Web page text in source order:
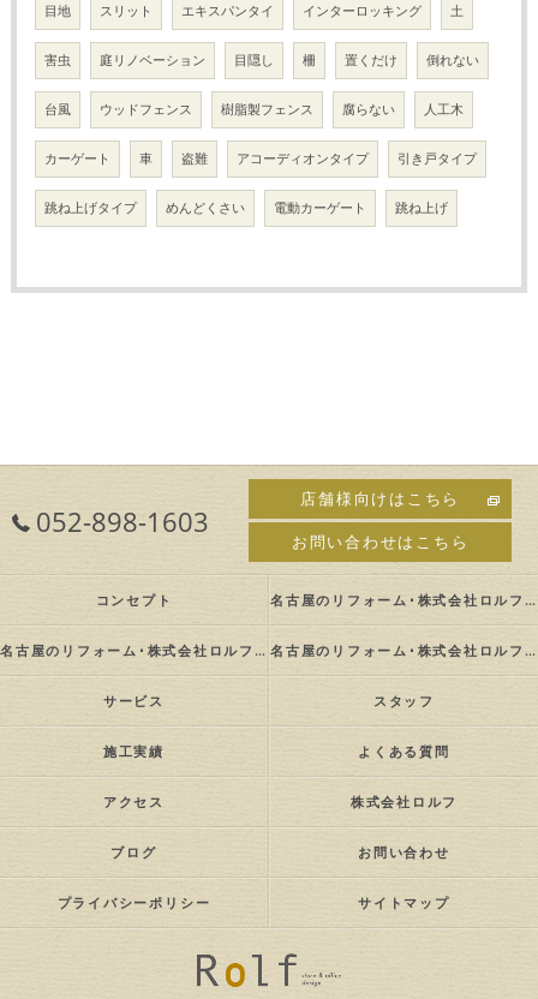
目地 スリット エキスパンタイ インターロッキング 土
害虫 庭リノベーション 目隠し 柵 置くだけ 倒れない
台風 ウッドフェンス 樹脂製フェンス 腐らない 人工木
カーゲート 車 盗難 アコーディオンタイプ 引き戸タイプ
跳ね上げタイプ めんどくさい 電動カーゲート 跳ね上げ
052-898-1603
店舗様向けはこちら
お問い合わせはこちら
コンセプト 名古屋のリフォーム･株式会社ロルフの口コミ情報
名古屋のリフォーム･株式会社ロルフの評判 名古屋のリフォーム･株式会社ロルフのお客様の声
サービス スタッフ
施工実績 よくある質問
アクセス 株式会社ロルフ
ブログ お問い合わせ
プライバシーポリシー サイトマップ